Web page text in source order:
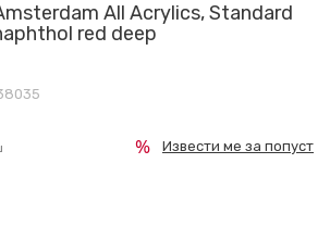
All Acrylics, Standard
red deep
Извести ме за попуст